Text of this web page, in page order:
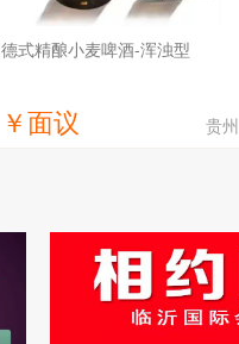
德式精酿小麦啤酒-浑浊型
￥面议 贵州